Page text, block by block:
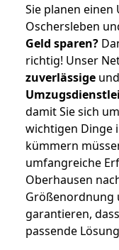
Sie planen
Oschersleben
Geld sparen?
richtig! Unser
zuverlässige und
damit Sie sich
wichtigen Dinge
kümmern
umfangreiche
Oberhausen
Größenordnung
garantieren,
passende